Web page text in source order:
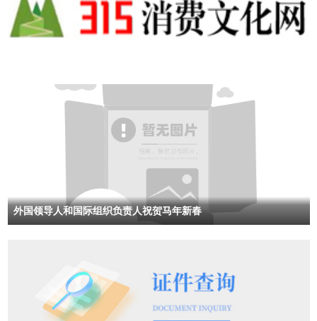
外国领导人和国际组织负责人祝贺马年新春